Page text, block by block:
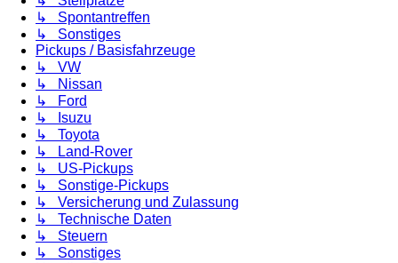
↳ Spontantreffen
↳ Sonstiges
Pickups / Basisfahrzeuge
↳ VW
↳ Nissan
↳ Ford
↳ Isuzu
↳ Toyota
↳ Land-Rover
↳ US-Pickups
↳ Sonstige-Pickups
↳ Versicherung und Zulassung
↳ Technische Daten
↳ Steuern
↳ Sonstiges